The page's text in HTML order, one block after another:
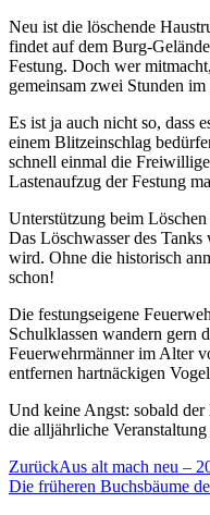
Neu ist die löschende
findet auf dem Burg-
Festung. Doch wer
gemeinsam zwei Stunden
Es ist ja auch nicht so, dass
einem Blitzeinschlag
schnell einmal die
Lastenaufzug der Festung
Unterstützung beim
Das Löschwasser des
wird. Ohne die historisch
schon!
Die festungseigene
Schulklassen wandern gern
Feuerwehrmänner im Alter
entfernen hartnäckigen
Und keine Angst: sobald
die alljährliche
ZurückAus alt mach neu –
Die früheren Buchsbäume